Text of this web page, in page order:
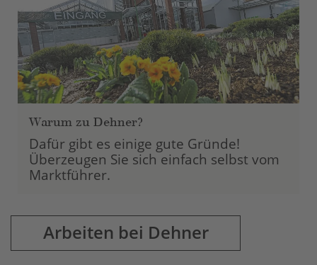
Warum zu Dehner?
Dafür gibt es einige gute Gründe!
Überzeugen Sie sich einfach selbst vom
Marktführer.
Arbeiten bei Dehner